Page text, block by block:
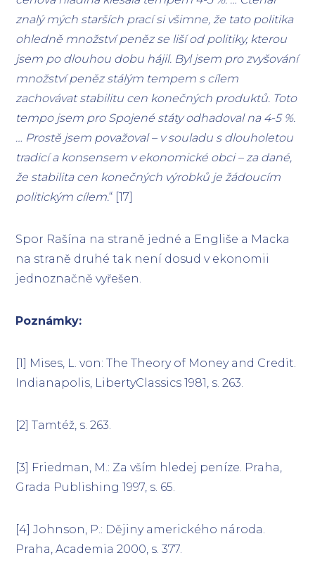
znalý mých starších prací si všimne, že tato politika
ohledně množství peněz se liší od politiky, kterou
jsem po dlouhou dobu hájil. Byl jsem pro zvyšování
množství peněz stálým tempem s cílem
zachovávat stabilitu cen konečných produktů. Toto
tempo jsem pro Spojené státy odhadoval na 4-5 %.
… Prostě jsem považoval – v souladu s dlouholetou
tradicí a konsensem v ekonomické obci – za dané,
že stabilita cen konečných výrobků je žádoucím
politickým cílem.“ [17]
Spor Rašína na straně jedné a Engliše a Macka
na straně druhé tak není dosud v ekonomii
jednoznačně vyřešen.
Poznámky:
[1] Mises, L. von: The Theory of Money and Credit.
Indianapolis, LibertyClassics 1981, s. 263.
[2] Tamtéž, s. 263.
[3] Friedman, M.: Za vším hledej peníze. Praha,
Grada Publishing 1997, s. 65.
[4] Johnson, P.: Dějiny amerického národa.
Praha, Academia 2000, s. 377.